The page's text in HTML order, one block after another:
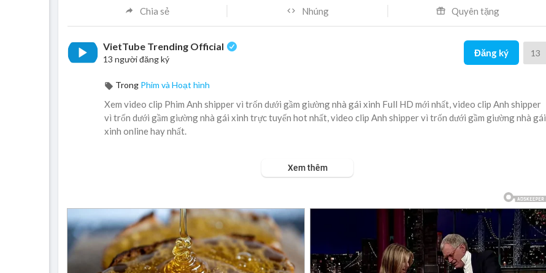
Chia sẻ Nhúng Quyên tặng
VietTube Trending Official
13 người đăng ký
Đăng ký 13
Trong Phim và Hoạt hình
Xem video clip Phim Anh shipper vì trốn dưới gầm giường nhà gái xinh Full HD mới nhất, video clip Anh shipper
vì trốn dưới gầm giường nhà gái xinh trực tuyến hot nhất, video clip Anh shipper vì trốn dưới gầm giường nhà gái
xinh online hay nhất.
Xem thêm